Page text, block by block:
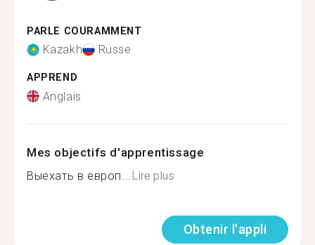
PARLE COURAMMENT
Kazakh Russe
APPREND
Anglais
Mes objectifs d'apprentissage
Выехать в европ... Lire plus
Obtenir l'appli